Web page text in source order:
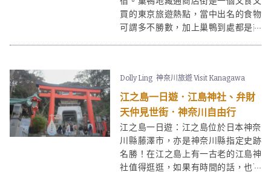
買的東京旅遊熱點，當中出名的食物
可謂多不勝數，加上巢鴨到處都是商
Dolly Ling 神奈川旅遊 Visit Kanagawa
江之島一日遊．江島神社、弁財
天仲見世街．神奈川自由行
江之島一日遊：江之島位於日本神奈
川縣藤澤市，亦是神奈川縣指定史跡
名勝！在江之島上有一古老的江島神
社值得逛逛，如果有時間的話，也可